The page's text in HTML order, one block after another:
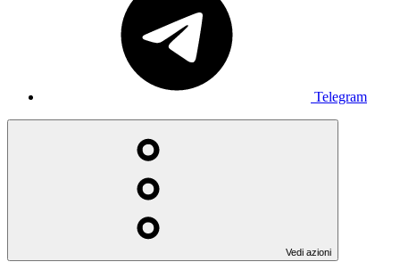
Telegram
Vedi azioni